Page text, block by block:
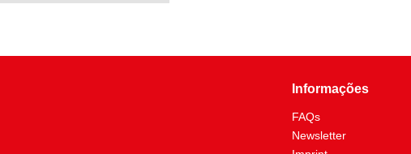
Informações
FAQs
Newsletter